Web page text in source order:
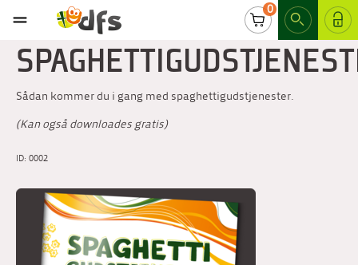
0
LOG IND
Sådan kommer du i gang med spaghettigudstjenester.
(Kan også downloades gratis)
ID: 0002